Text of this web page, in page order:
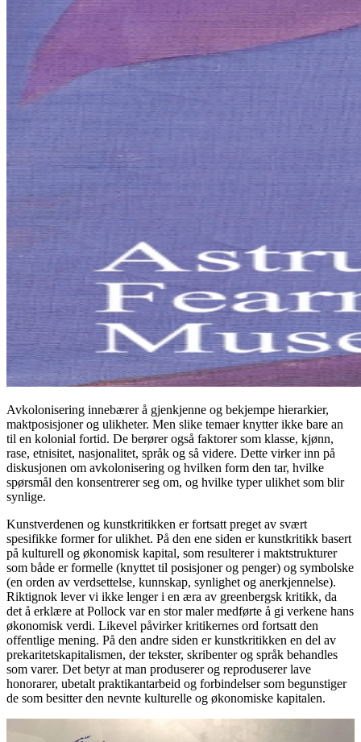
Avkolonisering innebærer å gjenkjenne og bekjempe hierarkier,
maktposisjoner og ulikheter. Men slike temaer knytter ikke bare an
til en kolonial fortid. De berører også faktorer som klasse, kjønn,
rase, etnisitet, nasjonalitet, språk og så videre. Dette virker inn på
diskusjonen om avkolonisering og hvilken form den tar, hvilke
spørsmål den konsentrerer seg om, og hvilke typer ulikhet som blir
synlige.
Kunstverdenen og kunstkritikken er fortsatt preget av svært
spesifikke former for ulikhet. På den ene siden er kunstkritikk basert
på kulturell og økonomisk kapital, som resulterer i maktstrukturer
som både er formelle (knyttet til posisjoner og penger) og symbolske
(en orden av verdsettelse, kunnskap, synlighet og anerkjennelse).
Riktignok lever vi ikke lenger i en æra av greenbergsk kritikk, da
det å erklære at Pollock var en stor maler medførte å gi verkene hans
økonomisk verdi. Likevel påvirker kritikernes ord fortsatt den
offentlige mening. På den andre siden er kunstkritikken en del av
prekaritetskapitalismen, der tekster, skribenter og språk behandles
som varer. Det betyr at man produserer og reproduserer lave
honorarer, ubetalt praktikantarbeid og forbindelser som begunstiger
de som besitter den nevnte kulturelle og økonomiske kapitalen.